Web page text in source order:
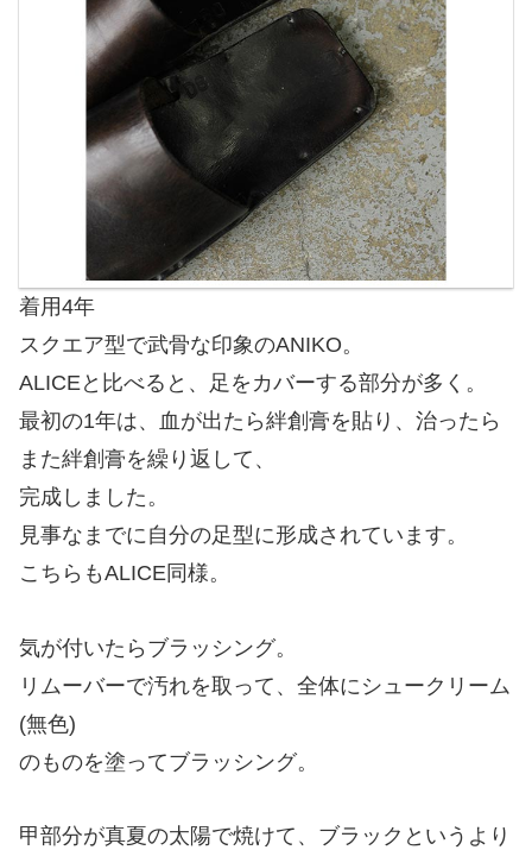
着用4年
スクエア型で武骨な印象のANIKO。
ALICEと比べると、足をカバーする部分が多く。
最初の1年は、血が出たら絆創膏を貼り、治ったら
また絆創膏を繰り返して、
完成しました。
見事なまでに自分の足型に形成されています。
こちらもALICE同様。
気が付いたらブラッシング。
リムーバーで汚れを取って、全体にシュークリーム
(無色)
のものを塗ってブラッシング。
甲部分が真夏の太陽で焼けて、ブラックというより